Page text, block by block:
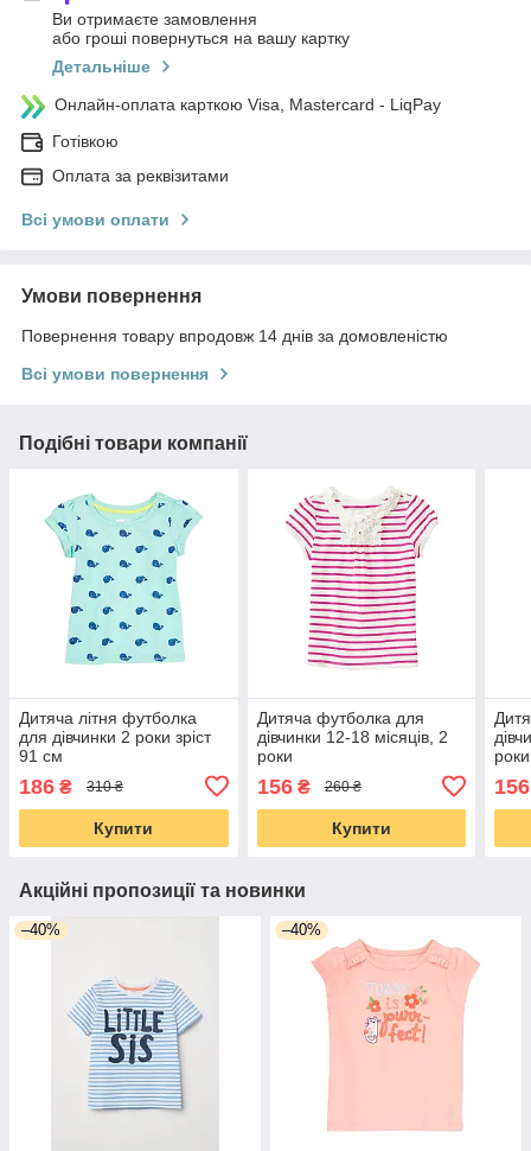
Ви отримаєте замовлення
або гроші повернуться на вашу картку
Детальніше
Онлайн-оплата карткою Visa, Mastercard - LiqPay
Готівкою
Оплата за реквізитами
Всі умови оплати
Умови повернення
Повернення товару впродовж 14 днів за домовленістю
Всі умови повернення
Подібні товари компанії
Дитяча літня футболка
для дівчинки 2 роки зріст
91 см
186 ₴ 310 ₴
Купити
Дитяча футболка для
дівчинки 12-18 місяців, 2
роки
156₴ 260 ₴
Купити
роки
156
Акційні пропозиції та новинки
–40% –40%